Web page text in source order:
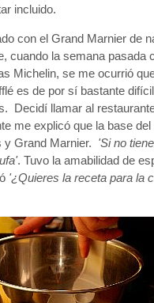
incluido.
con el Grand Marnier de
cuando la semana pasada
Michelin, se me ocurrió
es de por sí bastante
Decidí llamar al
me explicó que la base
y Grand Marnier. 'Si no
. Tuvo la amabilidad de
'¿Quieres la receta para la